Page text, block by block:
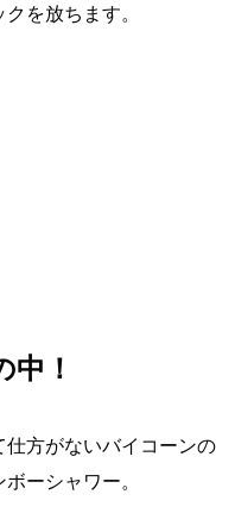
を放ちます。
中！
仕方がないバイコーンの
ーシャワー。